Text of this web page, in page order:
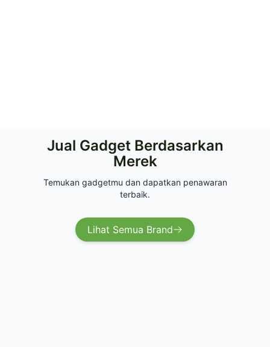
Jual Gadget Berdasarkan
Merek
Temukan gadgetmu dan dapatkan penawaran
terbaik.
Lihat Semua Brand